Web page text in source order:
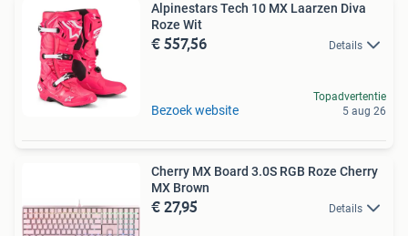
Alpinestars Tech 10 MX Laarzen Diva
Roze Wit
€ 557,56 Details
Bezoek website
Topadvertentie
5 aug 26
Cherry MX Board 3.0S RGB Roze Cherry
MX Brown
€ 27,95 Details